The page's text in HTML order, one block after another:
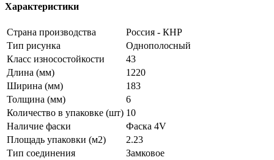
Характеристики
Страна производства
Россия - КНР
Тип рисунка
Однополосный
Класс износостойкости
43
Длина (мм)
1220
Ширина (мм)
183
Толщина (мм)
6
Количество в упаковке (шт) 10
Наличие фаски
Фаска 4V
Площадь упаковки (м2)
2.23
Тип соединения
Замковое